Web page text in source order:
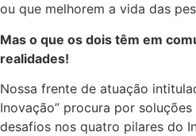
ou que melhorem a vida das
Mas o que os dois têm em
realidades!
Nossa frente de atuação
Inovação” procura por
desafios nos quatro pilares do